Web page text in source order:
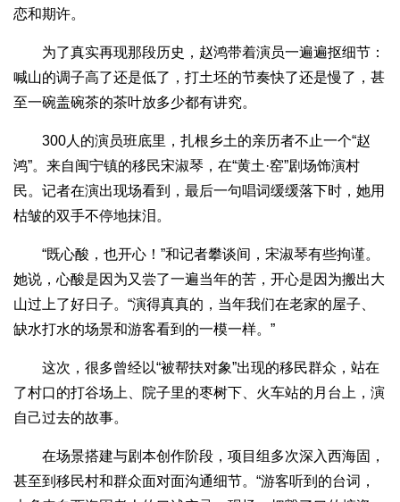
恋和期许。
为了真实再现那段历史，赵鸿带着演员一遍遍抠细节：
喊山的调子高了还是低了，打土坯的节奏快了还是慢了，甚
至一碗盖碗茶的茶叶放多少都有讲究。
300人的演员班底里，扎根乡土的亲历者不止一个“赵
鸿”。来自闽宁镇的移民宋淑琴，在“黄土·窑”剧场饰演村
民。记者在演出现场看到，最后一句唱词缓缓落下时，她用
枯皱的双手不停地抹泪。
“既心酸，也开心！”和记者攀谈间，宋淑琴有些拘谨。
她说，心酸是因为又尝了一遍当年的苦，开心是因为搬出大
山过上了好日子。“演得真真的，当年我们在老家的屋子、
缺水打水的场景和游客看到的一模一样。”
这次，很多曾经以“被帮扶对象”出现的移民群众，站在
了村口的打谷场上、院子里的枣树下、火车站的月台上，演
自己过去的故事。
在场景搭建与剧本创作阶段，项目组多次深入西海固，
甚至到移民村和群众面对面沟通细节。“游客听到的台词，